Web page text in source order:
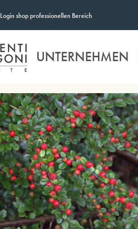
Login shop professionellen Bereich
UNTERNEHMEN